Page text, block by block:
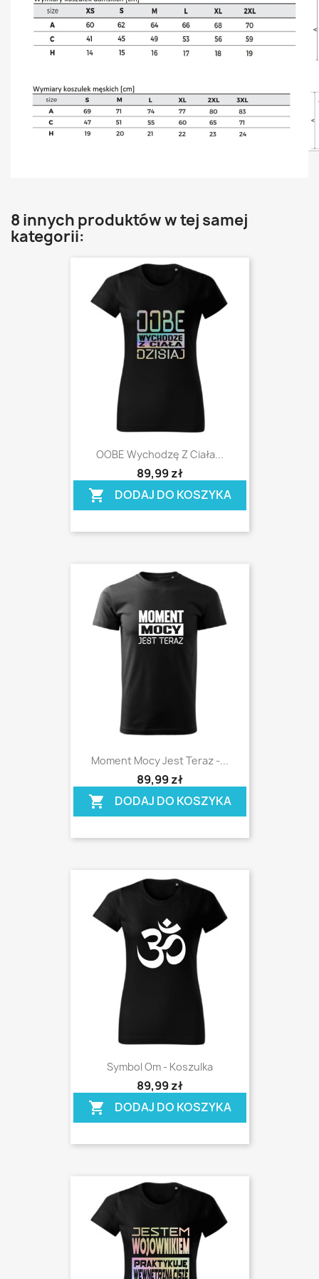
8 innych produktów w tej samej
kategorii:
OOBE Wychodzę Z Ciała...
89,99 zł
shopping_cart DODAJ DO KOSZYKA
Moment Mocy Jest Teraz -...
89,99 zł
shopping_cart DODAJ DO KOSZYKA
Symbol Om - Koszulka
89,99 zł
shopping_cart DODAJ DO KOSZYKA